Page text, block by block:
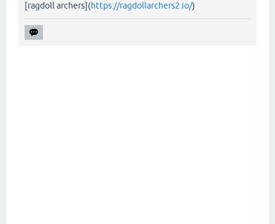
[ragdoll archers](https://ragdollarchers2.io/)